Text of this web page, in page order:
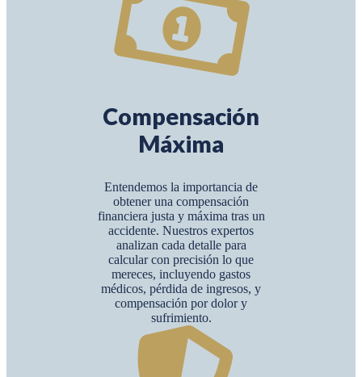
Compensación
Máxima
Entendemos la importancia de
obtener una compensación
financiera justa y máxima tras un
accidente. Nuestros expertos
analizan cada detalle para
calcular con precisión lo que
mereces, incluyendo gastos
médicos, pérdida de ingresos, y
compensación por dolor y
sufrimiento.